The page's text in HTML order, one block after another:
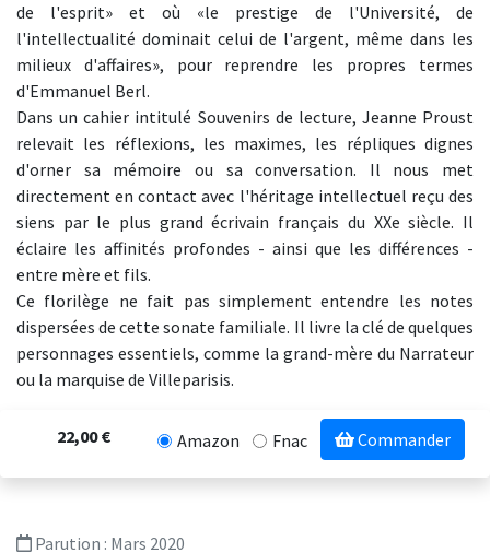
de l'esprit» et où «le prestige de l'Université, de
l'intellectualité dominait celui de l'argent, même dans les
milieux d'affaires», pour reprendre les propres termes
d'Emmanuel Berl.
Dans un cahier intitulé Souvenirs de lecture, Jeanne Proust
relevait les réflexions, les maximes, les répliques dignes
d'orner sa mémoire ou sa conversation. Il nous met
directement en contact avec l'héritage intellectuel reçu des
siens par le plus grand écrivain français du XXe siècle. Il
éclaire les affinités profondes - ainsi que les différences -
entre mère et fils.
Ce florilège ne fait pas simplement entendre les notes
dispersées de cette sonate familiale. Il livre la clé de quelques
personnages essentiels, comme la grand-mère du Narrateur
ou la marquise de Villeparisis.
22,00 € Amazon Fnac Commander
Parution : Mars 2020